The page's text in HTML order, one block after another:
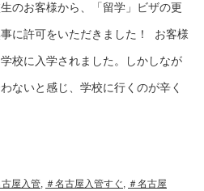
のお客様から、「留学」ビザの更
に許可をいただきました！ お客様
校に入学されました。しかしなが
ないと感じ、学校に行くのが辛く
古屋入管, ＃名古屋入管すぐ, ＃名古屋